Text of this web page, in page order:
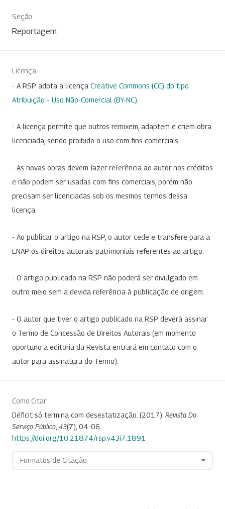
Seção
Reportagem
Licença
- A RSP adota a licença Creative Commons (CC) do tipo
Atribuição – Uso Não-Comercial (BY-NC)
- A licença permite que outros remixem, adaptem e criem obra
licenciada, sendo proibido o uso com fins comerciais.
- As novas obras devem fazer referência ao autor nos créditos
e não podem ser usadas com fins comerciais, porém não
precisam ser licenciadas sob os mesmos termos dessa
licença.
- Ao publicar o artigo na RSP, o autor cede e transfere para a
ENAP os direitos autorais patrimoniais referentes ao artigo.
- O artigo publicado na RSP não poderá ser divulgado em
outro meio sem a devida referência à publicação de origem.
- O autor que tiver o artigo publicado na RSP deverá assinar
o Termo de Concessão de Direitos Autorais (em momento
oportuno a editoria da Revista entrará em contato com o
autor para assinatura do Termo).
Como Citar
Déficit só termina com desestatização. (2017). Revista Do
Serviço Público 43(7), 04-06.
https://doi.org/10.21874/rsp.v43i7.1891
Formatos de Citação